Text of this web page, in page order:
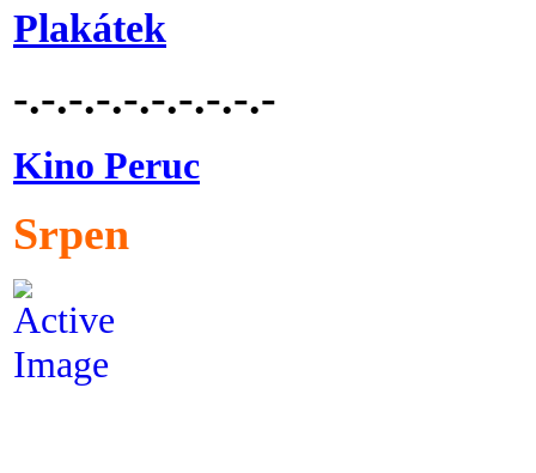
Plakátek
-.-.-.-.-.-.-.-.-.-
Kino Peruc
Srpen